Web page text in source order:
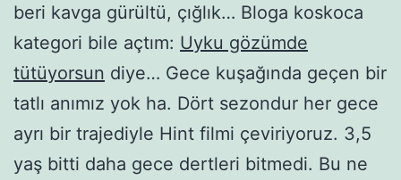
beri kavga gürültü, çığlık… Bloga koskoca
kategori bile açtım: Uyku gözümde
tütüyorsun diye… Gece kuşağında geçen bir
tatlı anımız yok ha. Dört sezondur her gece
ayrı bir trajediyle Hint filmi çeviriyoruz. 3,5
yaş bitti daha gece dertleri bitmedi. Bu ne